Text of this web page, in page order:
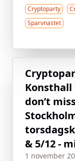
Cryptoparty
Sparvnastet
Konsthall
don’t
& 5/12 -
1 november